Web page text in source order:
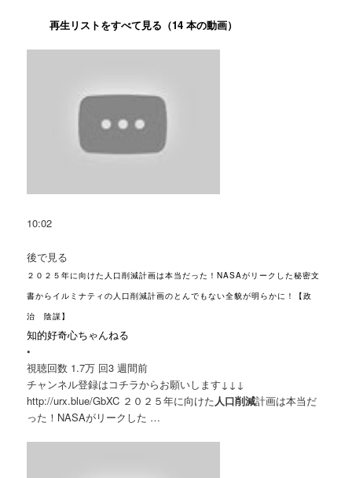
再生リストをすべて見る（14 本の動画）
10:02
後で見る
２０２５年に向けた人口削減計画は本当だった！NASAがリークした秘密文
書からイルミナティの人口削減計画のとんでもない全貌が明らかに！【政
治 陰謀】
知的好奇心ちゃんねる
•
視聴回数 1.7万 回3 週間前
チャンネル登録はコチラからお願いします↓↓↓
http://urx.blue/GbXC ２０２５年に向けた 人口削減計画は本当だ
った！NASAがリークした …